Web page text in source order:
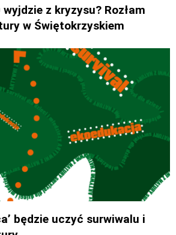
z kryzysu? Rozłam
w Świętokrzyskiem
będzie uczyć surwiwalu i